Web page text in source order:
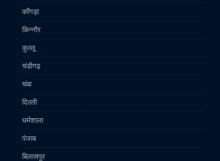
काँगड़ा
किन्नौर
कुल्लू
चंडीगढ़
चंबा
दिल्ली
धर्मशाला
पंजाब
बिलासपुर